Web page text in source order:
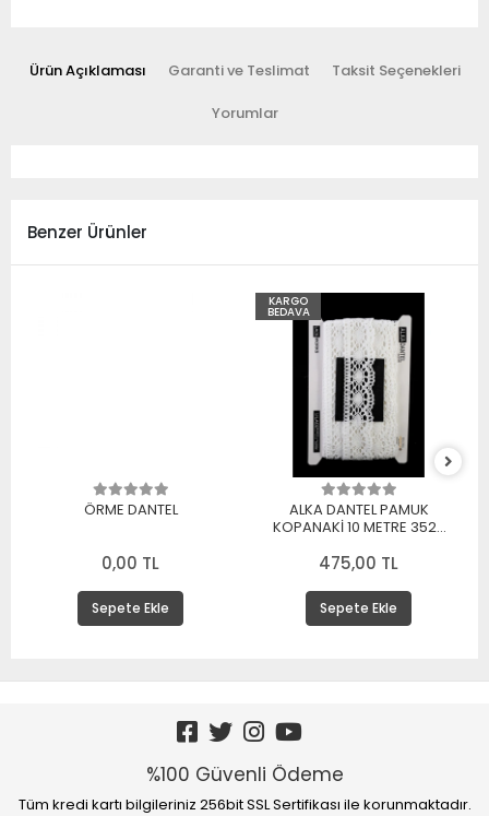
Ürün Açıklaması Garanti ve Teslimat Taksit Seçenekleri
Yorumlar
Benzer Ürünler
ÖRME DANTEL
0,00 TL
Sepete Ekle
KARGO
BEDAVA
ALKA DANTEL PAMUK
KOPANAKİ 10 METRE 3520
475,00 TL
Sepete Ekle
%100 Güvenli Ödeme
Tüm kredi kartı bilgileriniz 256bit SSL Sertifikası ile korunmaktadır.